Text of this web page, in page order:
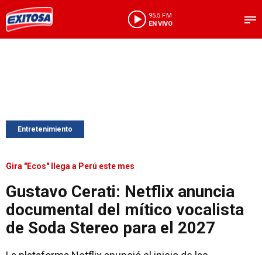
95.5 FM
EN VIVO
Entretenimiento
Gira "Ecos" llega a Perú este mes
Gustavo Cerati: Netflix anuncia
documental del mítico vocalista
de Soda Stereo para el 2027